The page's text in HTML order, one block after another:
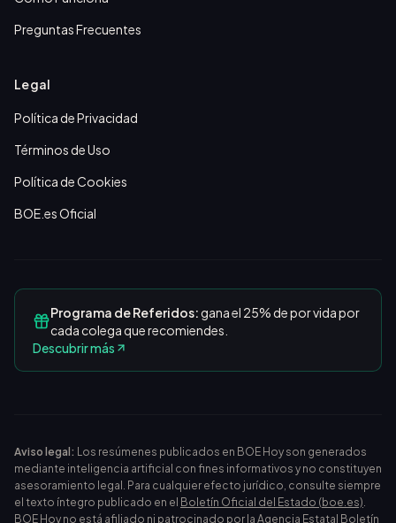
Preguntas Frecuentes
Legal
Política de Privacidad
Términos de Uso
Política de Cookies
BOE.es Oficial
Programa de Referidos:gana el 25% de por vida por
cada colega que recomiendes.
Descubrir más
Aviso legal: Los resúmenes publicados en BOE Hoy son generados
mediante inteligencia artificial con fines informativos y no constituyen
asesoramiento legal. Para cualquier efecto jurídico, consulte siempre
el texto íntegro publicado en el Boletín Oficial del Estado (boe.es).
BOE Hoy no está afiliado ni patrocinado por la Agencia Estatal Boletín